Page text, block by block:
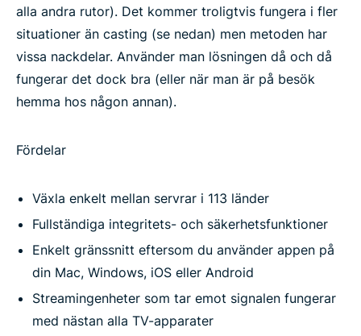
alla andra rutor). Det kommer troligtvis fungera i fler
situationer än casting (se nedan) men metoden har
vissa nackdelar. Använder man lösningen då och då
fungerar det dock bra (eller när man är på besök
hemma hos någon annan).
Fördelar
Växla enkelt mellan servrar i 113 länder
Fullständiga integritets- och säkerhetsfunktioner
Enkelt gränssnitt eftersom du använder appen på
din Mac, Windows, iOS eller Android
Streamingenheter som tar emot signalen fungerar
med nästan alla TV-apparater